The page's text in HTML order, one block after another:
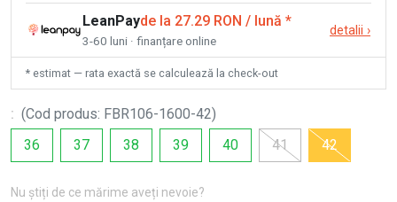
LeanPayde la 27.29 RON / lună *
3-60 luni · finanțare online
detalii ›
* estimat — rata exactă se calculează la check-out
: (Cod produs: FBR106-1600-42)
36
37 38 39 40 41 42
Nu știți de ce mărime aveți nevoie?